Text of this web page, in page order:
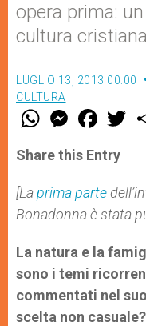
opera prima:
cultura cristiana
LUGLIO 13, 2013 00:00
CULTURA
W
t
s
p
p
M
e
s
e
g
e
r
F
a
e
b
o
k
w
r
Share this Entry
[Laprima parte
Bonadonna è stata
La natura e la
sono i temi
commentati nel
scelta non casuale?